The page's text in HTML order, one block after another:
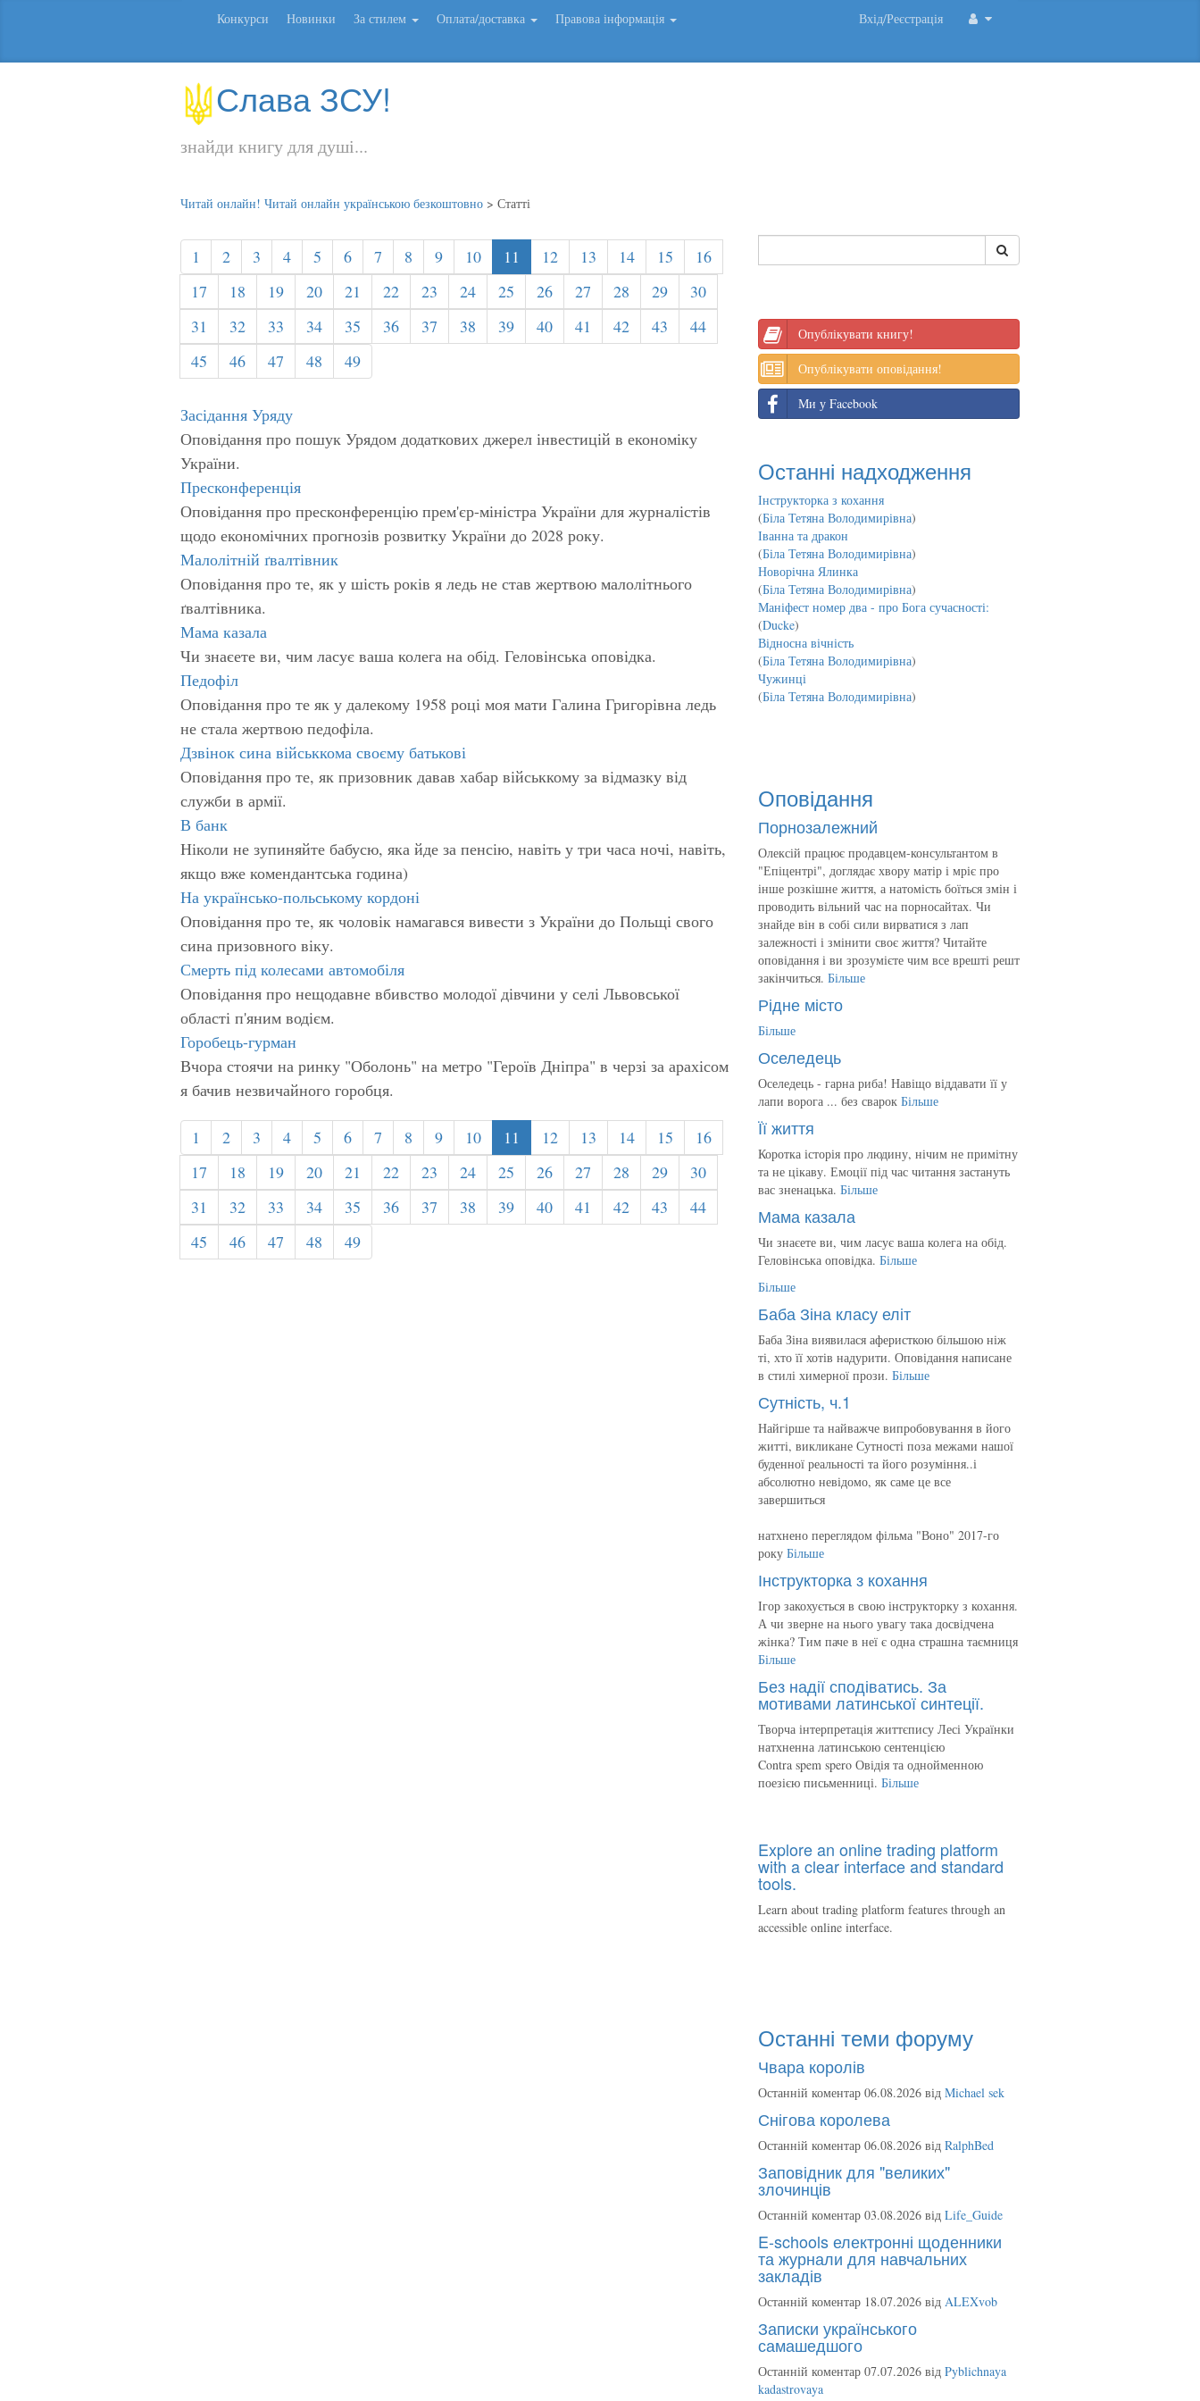
Конкурси Новинки За стилем Оплата/доставка Правова інформація Вхід/Реєстрація
Слава ЗСУ!
знайди книгу для душі...
Читай онлайн! Читай онлайн українською безкоштовно > Статті
1 2 3 4 5 6 7 8 9 10 11 12 13 14 15
16
17
18 19 20 21 22 23 24 25 26 27 28 29
30
31
32 33 34 35 36 37 38 39 40 41 42 43
44
45
46 47 48 49
Засідання Уряду
Оповідання про пошук Урядом додаткових джерел інвестицій в економіку
України.
Пресконференція
Оповідання про пресконференцію прем'єр-міністра України для журналістів
щодо економічних прогнозів розвитку України до 2028 року.
Малолітній ґвалтівник
Оповідання про те, як у шість років я ледь не став жертвою малолітнього
ґвалтівника.
Мама казала
Чи знаєете ви, чим ласує ваша колега на обід. Геловінська оповідка.
Педофіл
Оповідання про те як у далекому 1958 році моя мати Галина Григорівна ледь
не стала жертвою педофіла.
Дзвінок сина військкома своєму батькові
Оповідання про те, як призовник давав хабар військкому за відмазку від
служби в армії.
В банк
Ніколи не зупиняйте бабусю, яка йде за пенсію, навіть у три часа ночі, навіть,
якщо вже комендантська година)
На українсько-польському кордоні
Оповідання про те, як чоловік намагався вивести з України до Польщі свого
сина призовного віку.
Смерть під колесами автомобіля
Оповідання про нещодавне вбивство молодої дівчини у селі Львовської
області п'яним водієм.
Горобець-гурман
Вчора стоячи на ринку "Оболонь" на метро "Героїв Дніпра" в черзі за арахісом
я бачив незвичайного горобця.
1 2 3 4 5 6 7 8 9 10 11 12 13 14 15
16
17
18 19 20 21 22 23 24 25 26 27 28 29
30
31
32 33 34 35 36 37 38 39 40 41 42 43
44
45
46 47 48 49
Опублікувати книгу!
Опублікувати оповідання!
Ми у Facebook
Останні надходження
Інструкторка з кохання
(Біла Тетяна Володимирівна)
Іванна та дракон
(Біла Тетяна Володимирівна)
Новорічна Ялинка
(Біла Тетяна Володимирівна)
Маніфест номер два - про Бога сучасності:
(Ducke)
Відносна вічність
(Біла Тетяна Володимирівна)
Чужинці
(Біла Тетяна Володимирівна)
Оповідання
Порнозалежний
Олексій працює продавцем-консультантом в
"Епіцентрі", доглядає хвору матір і мріє про
інше розкішне життя, а натомість боїться змін і
проводить вільний час на порносайтах. Чи
знайде він в собі сили вирватися з лап
залежності і змінити своє життя? Читайте
оповідання і ви зрозумієте чим все врешті решт
закінчиться. Більше
Рідне місто
Більше
Оселедець
Оселедець - гарна риба! Навіщо віддавати її у
лапи ворога ... без сварок Більше
Її життя
Коротка історія про людину, нічим не примітну
та не цікаву. Емоції під час читання застануть
вас зненацька. Більше
Мама казала
Чи знаєете ви, чим ласує ваша колега на обід.
Геловінська оповідка. Більше
Більше
Баба Зіна класу еліт
Баба Зіна виявилася аферисткою більшою ніж
ті, хто її хотів надурити. Оповідання написане
в стилі химерної прози. Більше
Сутність, ч.1
Найгірше та найважче випробовування в його
житті, викликане Сутності поза межами нашої
буденної реальності та його розуміння..і
абсолютно невідомо, як саме це все
завершиться
натхнено переглядом фільма "Воно" 2017-го
року Більше
Інструкторка з кохання
Ігор закохується в свою інструкторку з кохання.
А чи зверне на нього увагу така досвідчена
жінка? Тим паче в неї є одна страшна таємниця
Більше
Без надії сподіватись. За
мотивами латинської синтеції.
Творча інтерпретація життєпису Лесі Українки
натхненна латинською сентенцією
Contra spem spero Овідія та однойменною
поезією письменниці. Більше
Explore an online trading platform
with a clear interface and standard
tools.
Learn about trading platform features through an
accessible online interface.
Останні теми форуму
Чвара королів
Останній коментар 06.08.2026 від Michael sek
Снігова королева
Останній коментар 06.08.2026 від RalphBed
Заповідник для "великих"
злочинців
Останній коментар 03.08.2026 від Life_Guide
E-schools електронні щоденники
та журнали для навчальних
закладів
Останній коментар 18.07.2026 від ALEXvob
Записки українського
самашедшого
Останній коментар 07.07.2026 від Pyblichnaya
kadastrovaya